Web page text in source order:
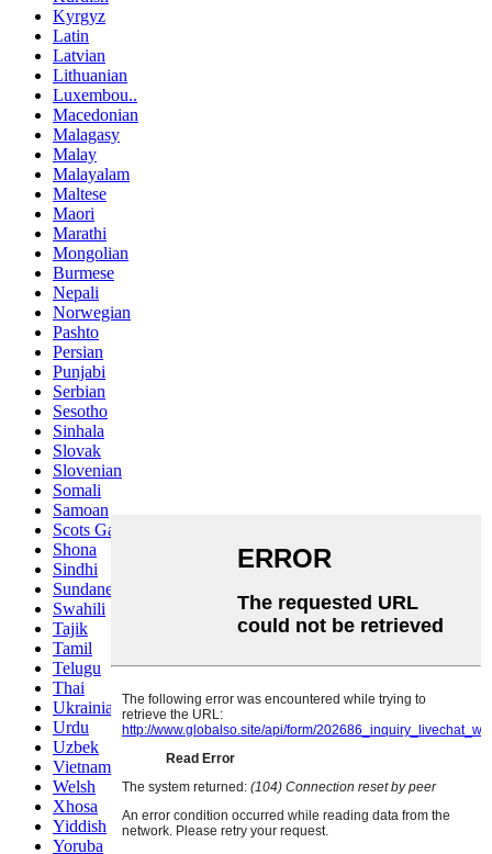
Kyrgyz
Latin
Latvian
Lithuanian
Luxembou..
Macedonian
Malagasy
Malay
Malayalam
Maltese
Maori
Marathi
Mongolian
Burmese
Nepali
Norwegian
Pashto
Persian
Punjabi
Serbian
Sesotho
Sinhala
Slovak
Slovenian
Somali
Samoan
Scots Gaelic
Shona
Sindhi
Sundanese
Swahili
Tajik
Tamil
Telugu
Thai
Ukrainian
Urdu
Uzbek
Vietnamese
Welsh
Xhosa
Yiddish
Yoruba